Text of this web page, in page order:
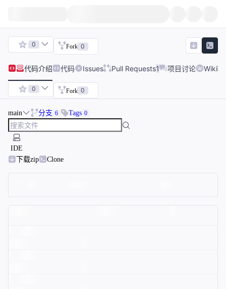
0 Fork 0
代码介绍 代码 Issues Pull Requests1 项目讨论 Wiki
0 Fork 0
main 分支 6 Tags 0
IDE
下载zip
Clone